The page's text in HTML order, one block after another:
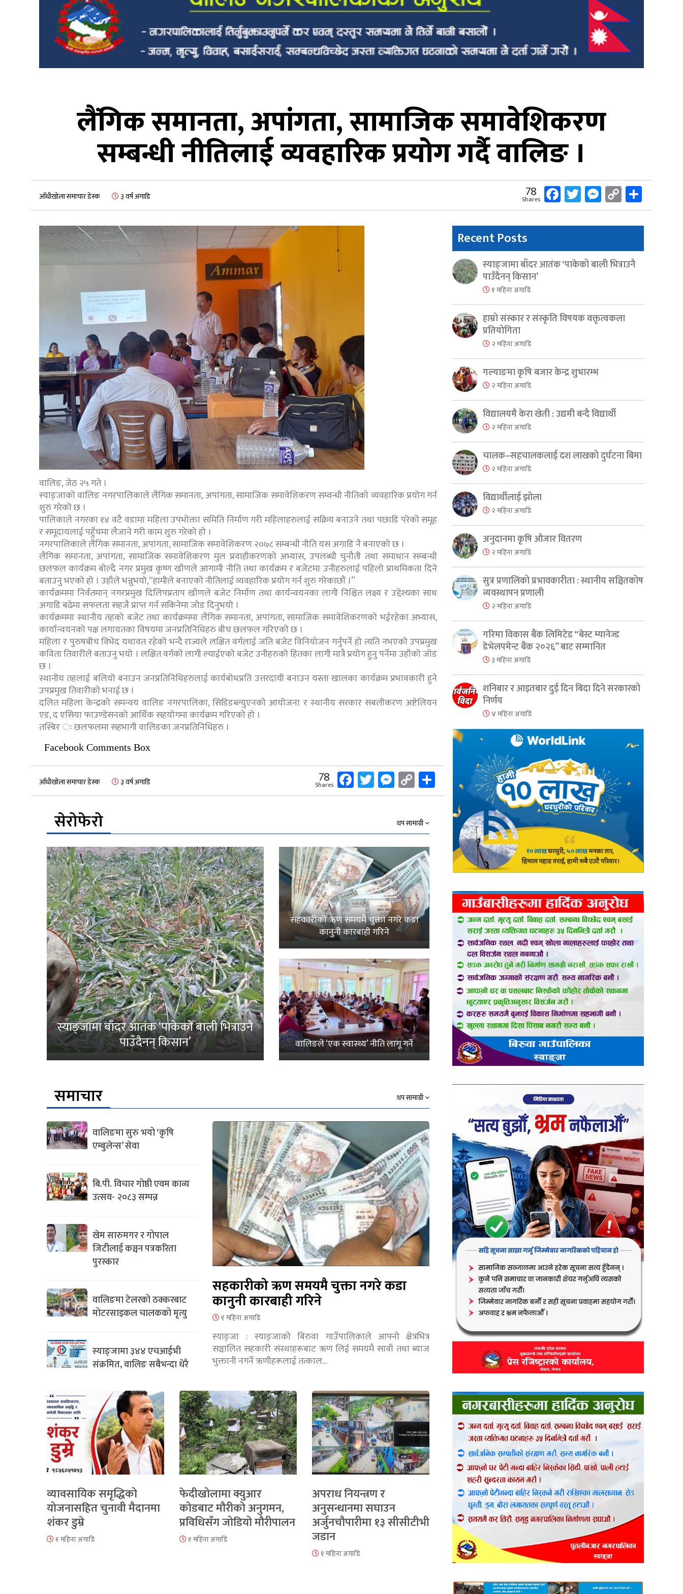
लैंगिक समानता, अपांगता, सामाजिक समावेशिकरण
सम्बन्धी नीतिलाई व्यवहारिक प्रयोग गर्दै वालिङ ।
आँधीखोला समाचार डेस्क ३ वर्ष अगाडि 78
Shares Facebook
Twitter
Messenger
Copy
Link
वालिङ, जेठ २५ गते ।
स्याङ्जाको वालिङ नगरपालिकाले लैंगिक समानता, अपांगता, सामाजिक समावेशिकरण सम्वन्धी नीतिको व्यवहारिक प्रयोग गर्न
शुरु गरेको छ ।
पालिकाले नगरका १४ वटै वडामा महिला उपभोक्ता समिति निर्माण गरी महिलाहरुलाई सक्रिय बनाउने तथा पछाडि परेको समूह
र समूदायलाई पहुँचमा लैजाने गरी काम शुरु गरेको हो ।
नगरपालिकाले लैंगिक समानता, अपांगता, सामाजिक समावेशिकरण २०७८ सम्बन्धी नीति यस अगाडि नै बनाएको छ ।
लैंगिक समानता, अपांगता, सामाजिक समावेशिकरण मुल प्रवाहीकरणको अभ्यास, उपलब्धी चुनौती तथा समाधान सम्बन्धी
छलफल कार्यक्रम बोल्दै नगर प्रमुख कृष्ण खाँणले आगामी नीति तथा कार्यक्रम र बजेटमा उनीहरुलाई पहिलो प्राथमिकता दिने
बताउनु भएको हो । उहाँले भन्नुभयो,“हामीले बनाएको नीतिलाई व्यवहारिक प्रयोग गर्न शुरु गरेकाछौं ।”
कार्यक्रममा निर्वतमान् नगरप्रमुख दिलिपप्रताप खाँणले बजेट निर्माण तथा कार्यन्वयनका लागी निश्चित लक्ष्य र उद्देश्यका साथ
अगाडि बढेमा सफलता सहजै प्राप्त गर्न सकिनेमा जोड दिनुभयो ।
कार्यक्रममा स्थानीय तहको बजेट तथा कार्यक्रममा लैंगिक समानता, अपांगता, सामाजिक समावेशिकरणको भईरहेका अभ्यास,
कार्यान्वयनको पक्ष लगायतका विषयमा जनप्रतिनिधिहरु बीच छलफल गरिएको छ ।
महिला र पुरुषबीच विभेद यथावत रहेको भन्दै राज्यले लक्षित वर्गलाई जति बजेट विनियोजन गर्नुपर्ने हो त्यति नभएको उपप्रमुख
कविता तिवारीले बताउनु भयो । लक्षित वर्गको लागी ल्याईएको बजेट उनीहरुको हितका लागी मात्रै प्रयोग हुनु पर्नेमा उहाँको जोड
छ ।
स्थानीय तहलाई बलियो बनाउन जनप्रतिनिधिहरुलाई कार्यबोधप्रति उत्तरदायी बनाउन यस्ता खालका कार्यक्रम प्रभावकारी हुने
उपप्रमुख तिवारीको भनाई छ ।
दलित महिला केन्द्रको समन्वय वालिङ नगरपालिका, सिडिडब्ल्युएनको आयोजना र स्थानीय सरकार सबलीकरण अष्टेलियन
एड, द एसिया फाउण्डेसनको आर्थिक सहयोगमा कार्यक्रम गरिएको हो ।
तस्बिर ः छलफलमा सहभागी वालिङका जनप्रतिनिधिहरु ।
Facebook Comments Box
आँधीखोला समाचार डेस्क ३ वर्ष अगाडि 78
Shares Facebook
Twitter
Messenger
Copy
Link
Share
सेरोफेरो
थप सामाग्री
स्याङ्जामा बाँदर आतंक ‘पाकेको बाली भित्राउनै
पाउँदैनन् किसान’
सहकारीको ऋण समयमै चुक्ता नगरे कडा
कानुनी कारबाही गरिने
वालिङले ‘एक स्वास्थ्य’ नीति लागू गर्ने
समाचार थप सामाग्री
वालिङमा सुरु भयो ‘कृषि
एम्बुलेन्स’ सेवा
बि.पी. विचार गोष्ठी एवम काव्य
उत्सव- २०८३ सम्पन्न
खेम सारुमगर र गोपाल
जिटीलाई कञ्चन पत्रकरिता
पुरस्कार
वालिङमा टेलरको ठक्करबाट
मोटरसाइकल चालकको मृत्यु
स्याङ्जामा ३४४ एचआईभी
संक्रमित, वालिङ सबैभन्दा धेरै
सहकारीको ऋण समयमै चुक्ता नगरे कडा
कानुनी कारबाही गरिने
१ महिना अगाडि
स्याङ्जा : स्याङ्जाको बिरुवा गाउँपालिकाले आफ्नो क्षेत्रभित्र
सञ्चालित सहकारी संस्थाहरूबाट ऋण लिई समयमै सावाँ तथा ब्याज
भुक्तानी नगर्ने ऋणीहरूलाई तत्काल…
व्यावसायिक समृद्धिको
योजनासहित चुनावी मैदानमा
शंकर डुम्रे
१ महिना अगाडि
फेदीखोलामा क्युआर
कोडबाट मौरीको अनुगमन,
प्रविधिसँग जोडियो मौरीपालन
१ महिना अगाडि
अपराध नियन्त्रण र
अनुसन्धानमा सघाउन
अर्जुनचौपारीमा १३ सीसीटीभी
जडान
१ महिना अगाडि
Recent Posts
स्याङ्जामा बाँदर आतंक ‘पाकेको बाली भित्राउनै
पाउँदैनन् किसान’
१ महिना अगाडि
हाम्रो संस्कार र संस्कृति विषयक वक्तृत्वकला
प्रतियोगिता
२ महिना अगाडि
गल्याङमा कृषि बजार केन्द्र शुभारम्भ
२ महिना अगाडि
विद्यालयमै केरा खेती : उद्यमी बन्दै विद्यार्थी
२ महिना अगाडि
चालक–सहचालकलाई दश लाखको दुर्घटना बिमा
२ महिना अगाडि
विद्यार्थीलाई झोला
२ महिना अगाडि
अनुदानमा कृषि औजार वितरण
२ महिना अगाडि
सुत्र प्रणालिको प्रभावकारीता : स्थानीय सञ्चितकोष
व्यवस्थापन प्रणाली
२ महिना अगाडि
गरिमा विकास बैंक लिमिटेड “बेस्ट म्यानेज्ड
डेभेलपमेन्ट बैंक २०२६” बाट सम्मानित
३ महिना अगाडि
शनिबार र आइतबार दुई दिन बिदा दिने सरकारको
निर्णय
४ महिना अगाडि